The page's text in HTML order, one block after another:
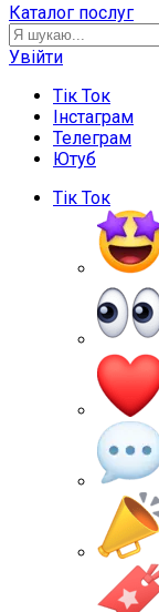
Каталог послуг
Увійти
Тік Ток
Інстаграм
Телеграм
Ютуб
Тік Ток